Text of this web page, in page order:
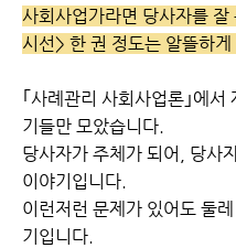
사회사업가라면 당사자를 잘
시선> 한 권 정도는 알뜰하
｢사례관리 사회사업론｣에서
기들만 모았습니다.
당사자가 주체가 되어, 당사
이야기입니다.
이런저런 문제가 있어도 둘
기입니다.